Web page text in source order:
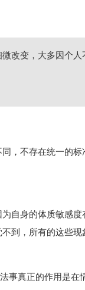
改变，大多因个人
，不存在统一的标
自身的体质敏感度
到，所有的这些现
事真正的作用是在